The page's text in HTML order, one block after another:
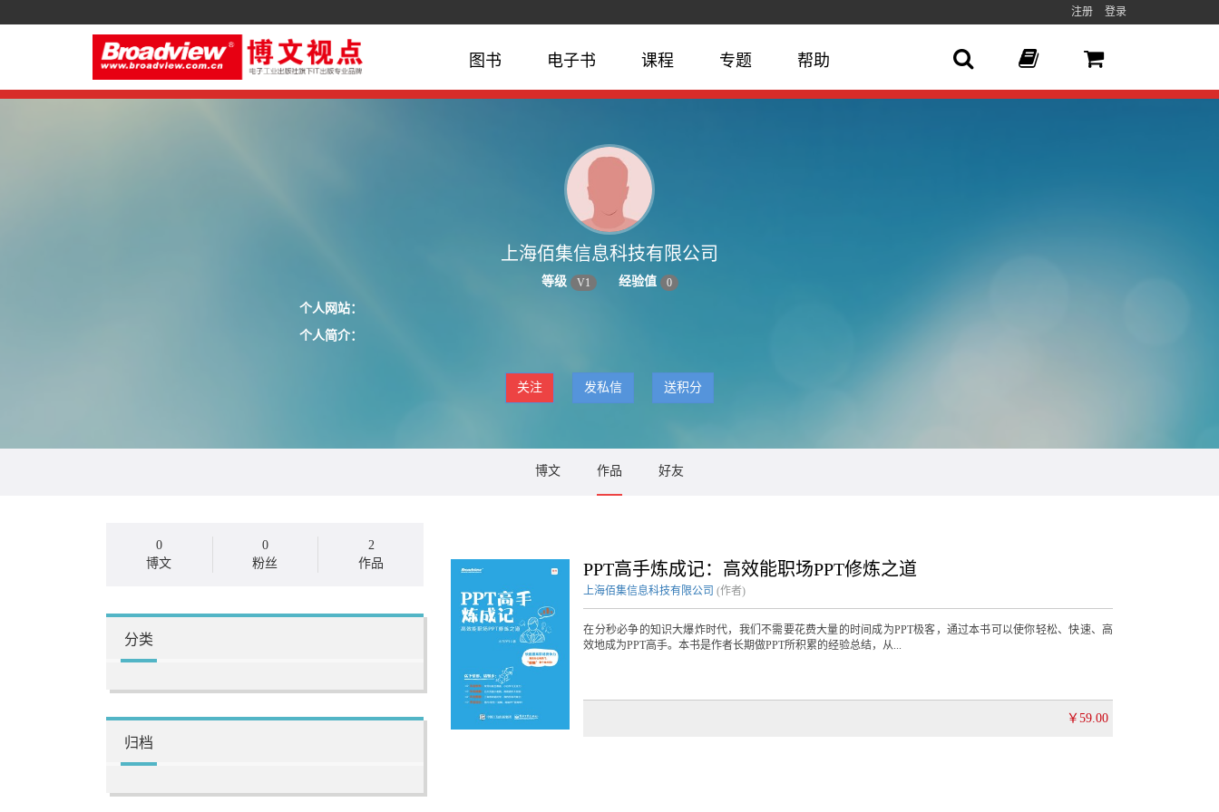
注册 登录
图书 电子书 课程 专题 帮助
上海佰集信息科技有限公司
等级 V1 经验值 0
个人网站：
个人简介：
关注 发私信 送积分
博文 作品 好友
0
博文
0
粉丝
2
作品
分类
归档
PPT高手炼成记：高效能职场PPT修炼之道
上海佰集信息科技有限公司 (作者)
在分秒必争的知识大爆炸时代，我们不需要花费大量的时间成为PPT极客，通过本书可以使你轻松、快速、高
效地成为PPT高手。本书是作者长期做PPT所积累的经验总结，从...
￥59.00